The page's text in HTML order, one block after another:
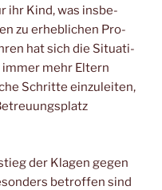
ihr Kind, was ins­be­
zu erheb­li­chen Pro­
hat sich die Situa­ti­
mehr Eltern
Schrit­te ein­zu­lei­ten,
der Kla­gen gegen
betrof­fen sind